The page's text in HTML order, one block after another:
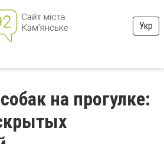
Укр
на прогулке: